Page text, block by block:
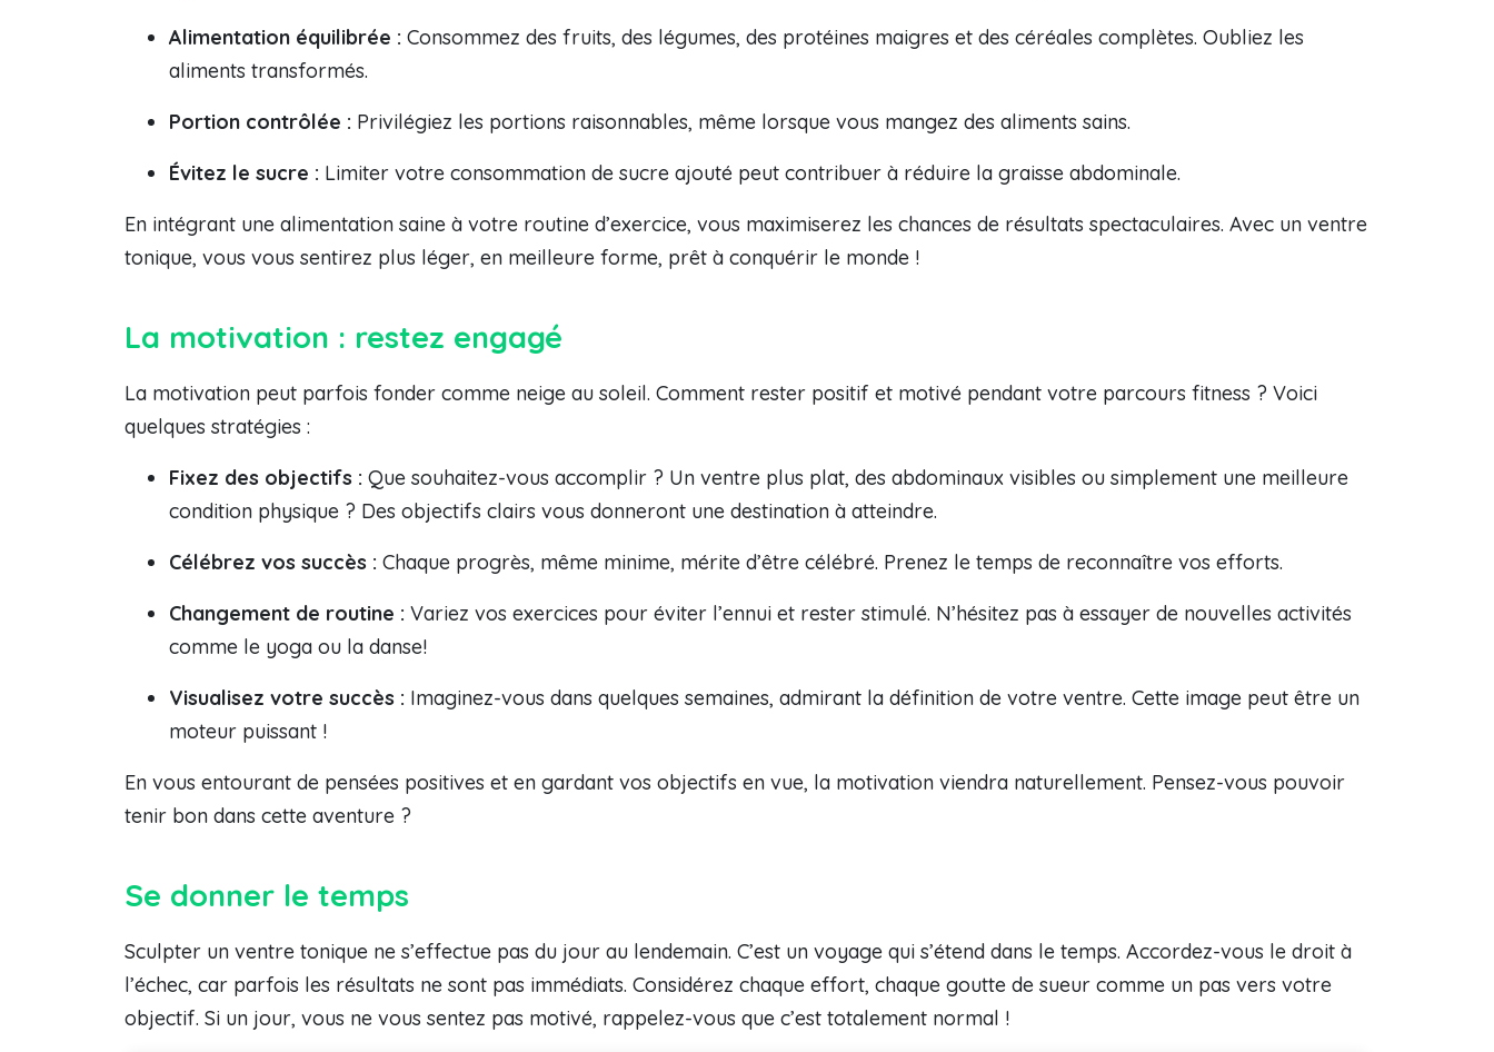
Alimentation équilibrée : Consommez des fruits, des légumes, des protéines maigres et des céréales complètes. Oubliez les
aliments transformés.
Portion contrôlée : Privilégiez les portions raisonnables, même lorsque vous mangez des aliments sains.
Évitez le sucre : Limiter votre consommation de sucre ajouté peut contribuer à réduire la graisse abdominale.
En intégrant une alimentation saine à votre routine d’exercice, vous maximiserez les chances de résultats spectaculaires. Avec un ventre
tonique, vous vous sentirez plus léger, en meilleure forme, prêt à conquérir le monde !
La motivation : restez engagé
La motivation peut parfois fonder comme neige au soleil. Comment rester positif et motivé pendant votre parcours fitness ? Voici
quelques stratégies :
Fixez des objectifs : Que souhaitez-vous accomplir ? Un ventre plus plat, des abdominaux visibles ou simplement une meilleure
condition physique ? Des objectifs clairs vous donneront une destination à atteindre.
Célébrez vos succès : Chaque progrès, même minime, mérite d’être célébré. Prenez le temps de reconnaître vos efforts.
Changement de routine : Variez vos exercices pour éviter l’ennui et rester stimulé. N’hésitez pas à essayer de nouvelles activités
comme le yoga ou la danse!
Visualisez votre succès : Imaginez-vous dans quelques semaines, admirant la définition de votre ventre. Cette image peut être un
moteur puissant !
En vous entourant de pensées positives et en gardant vos objectifs en vue, la motivation viendra naturellement. Pensez-vous pouvoir
tenir bon dans cette aventure ?
Se donner le temps
Sculpter un ventre tonique ne s’effectue pas du jour au lendemain. C’est un voyage qui s’étend dans le temps. Accordez-vous le droit à
l’échec, car parfois les résultats ne sont pas immédiats. Considérez chaque effort, chaque goutte de sueur comme un pas vers votre
objectif. Si un jour, vous ne vous sentez pas motivé, rappelez-vous que c’est totalement normal !